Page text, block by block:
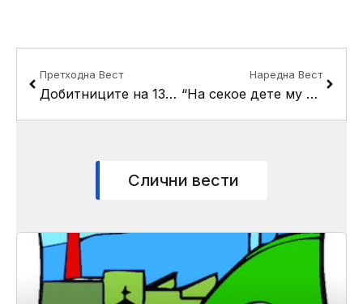
Претходна Вест
Добитниците на 13Ноемвриска награда на прием во општина Кисела Вода
Наредна Вест
“На секое дете му е потребно семејство”-трибина за згрижувачки семејства во општина Кисела Вода
Слични вести